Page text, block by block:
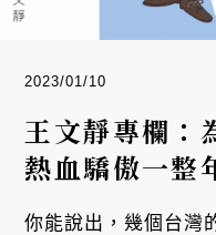
2023/01/10
王文靜專欄：
熱血驕傲一整
你能說出，幾個台灣